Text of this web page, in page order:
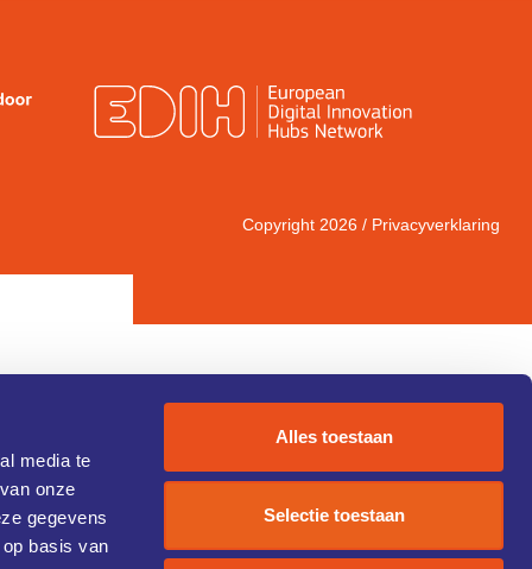
media te
onze
gegevens
basis van
Alles toestaan
Selectie toestaan
Copyright 2026 / Privacyverklaring
1)